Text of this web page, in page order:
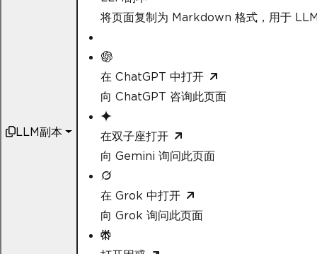
LLM副本
将页面复制为 Markdown 格式，用于
在 ChatGPT 中打开
向 ChatGPT 咨询此页面
在双子座打开
向 Gemini 询问此页面
在 Grok 中打开
向 Grok 询问此页面